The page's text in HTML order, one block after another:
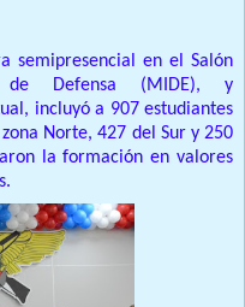
semipresencial en el Salón
de Defensa (MIDE), y
incluyó a 907 estudiantes
Norte, 427 del Sur y 250
la formación en valores